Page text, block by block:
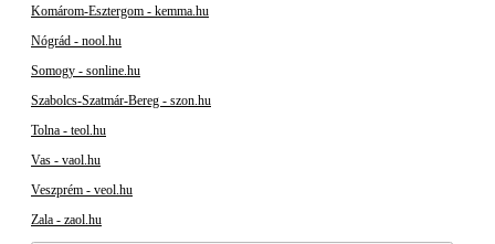
Komárom-Esztergom - kemma.hu
Nógrád - nool.hu
Somogy - sonline.hu
Szabolcs-Szatmár-Bereg - szon.hu
Tolna - teol.hu
Vas - vaol.hu
Veszprém - veol.hu
Zala - zaol.hu